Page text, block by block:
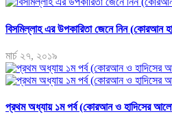
বিসমিল্লাহ এর উপকারিতা জেনে নিন (কোরআন
মার্চ ২৭, ২০১৯
প্রথম অধ্যায় ১ম পর্ব (কোরআন ও হাদিসের